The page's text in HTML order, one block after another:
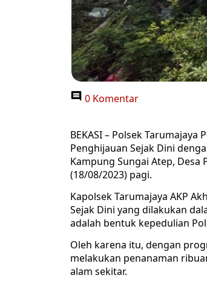
0 Komentar
BEKASI – Polsek
Penghijauan Sejak Dini
Kampung Sungai Atep, Desa
(18/08/2023) pagi.
Kapolsek Tarumajaya AKP
Sejak Dini yang dilakukan
adalah bentuk kepedulian
Oleh karena itu, dengan
melakukan penanaman
alam sekitar.